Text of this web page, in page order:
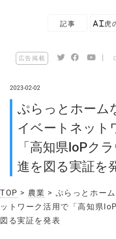
記事 AI虎
広告掲載
2023-02-02
ぷらっとホーム
イベートネット
「高知県IoPク
進を図る実証を
TOP > 農業 > ぷらっとホー
ットワーク活用で「高知県
図る実証を発表